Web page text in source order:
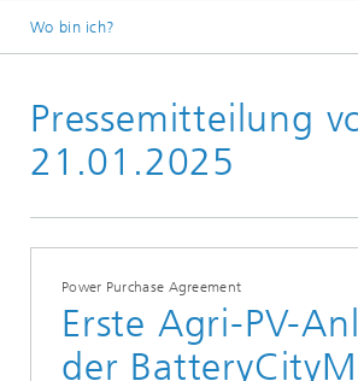
Wo bin ich?
Pressemitteilungen
Pressemitteilung
21.01.2025
Power Purchase Agreement
Erste Agri-PV-
der